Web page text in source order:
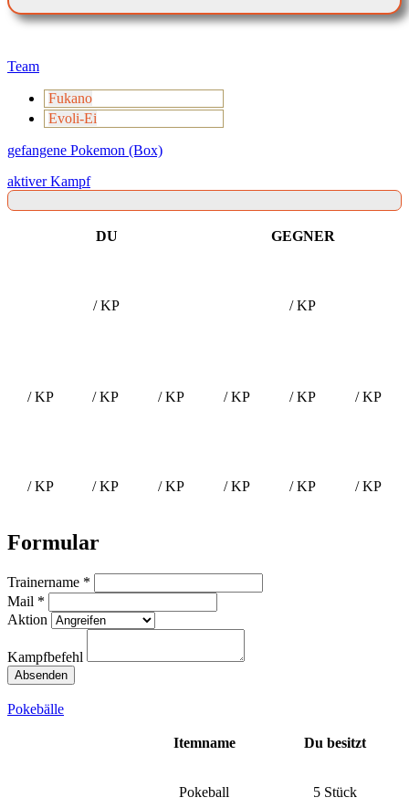
Team
Fukano
Evoli-Ei
gefangene Pokemon (Box)
aktiver Kampf
DU GEGNER
/ KP / KP
/ KP / KP / KP / KP / KP / KP
/ KP / KP / KP / KP / KP / KP
Formular
Trainername *
Mail *
Aktion
Kampfbefehl
Pokebälle
Itemname Du besitzt
Pokeball 5 Stück